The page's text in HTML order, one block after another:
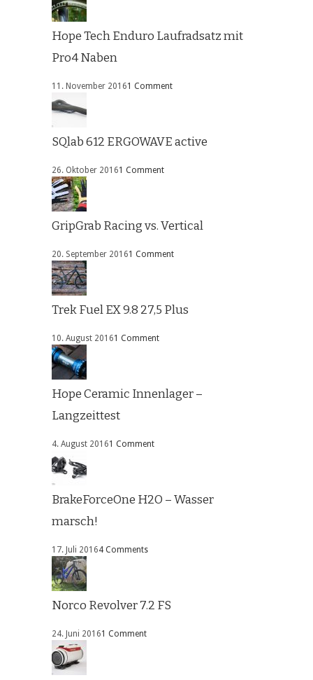
Hope Tech Enduro Laufradsatz mit
Pro4 Naben
11. November 20161 Comment
SQlab 612 ERGOWAVE active
26. Oktober 20161 Comment
GripGrab Racing vs. Vertical
20. September 20161 Comment
Trek Fuel EX 9.8 27,5 Plus
10. August 20161 Comment
Hope Ceramic Innenlager –
Langzeittest
4. August 20161 Comment
BrakeForceOne H2O – Wasser
marsch!
17. Juli 20164 Comments
Norco Revolver 7.2 FS
24. Juni 20161 Comment